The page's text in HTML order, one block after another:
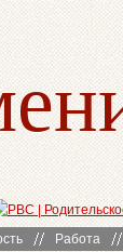
Работа